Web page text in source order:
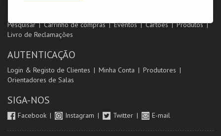
Pesquisar Carrinho de compras Eventos Cartões
Produtos
Livro de Reclamações
AUTENTICAÇÃO
Login & Registo de Clientes Minha Conta
Produtores
Orientadores de Salas
SIGA-NOS
Facebook Instagram Twitter E-mail